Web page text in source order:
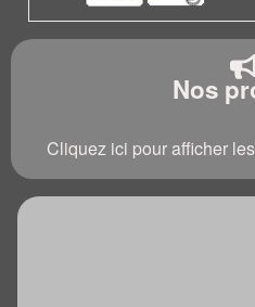
Nos
Cliquez ici pour afficher